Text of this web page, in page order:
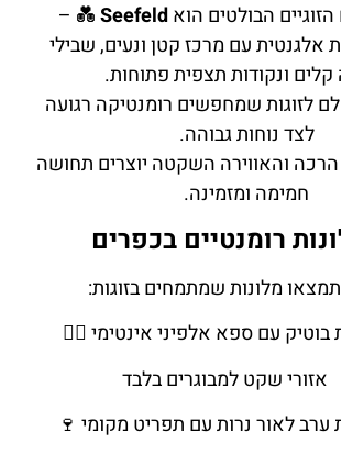
הבולטים הואSeefeld
💑 –
אלגנטית עם מרכז קטן ונעים, שבילי
קלים ונקודות תצפית פתוחות.
לזוגות שמחפשים רומנטיקה רגועה
לצד נוחות גבוהה.
והאווירה השקטה יוצרים תחושה
חמימה ומזמינה.
רומנטיים בכפרים
מלונות שמתמחים בזוגות:
בוטיק עם ספא אלפיני אינטימי 🧖‍♀️
אזורי שקט למבוגרים בלבד
ערב לאור נרות עם תפריט מקומי 🍷